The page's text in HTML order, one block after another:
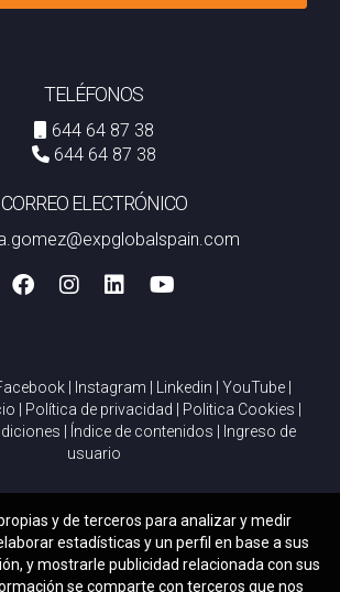
TELÉFONOS
644 64 87 38
644 64 87 38
CORREO ELECTRÓNICO
| Instagram Linkedin YouTube|
Política de privacidad Politica Cookies
Índice de contenidos
Ingreso de
usuario
y de terceros para analizar y medir
estadísticas y un perfil en base a sus
y mostrarle publicidad relacionada con sus
se comparte con terceros que nos